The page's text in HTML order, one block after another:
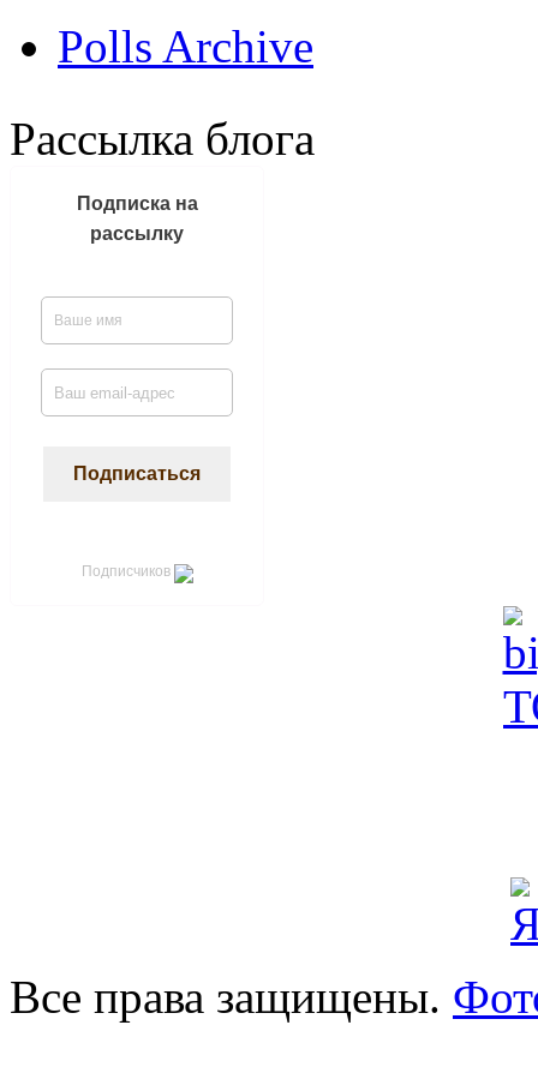
Polls Archive
Рассылка блога
Подписка на
рассылку
Подписчиков
Все права защищены.